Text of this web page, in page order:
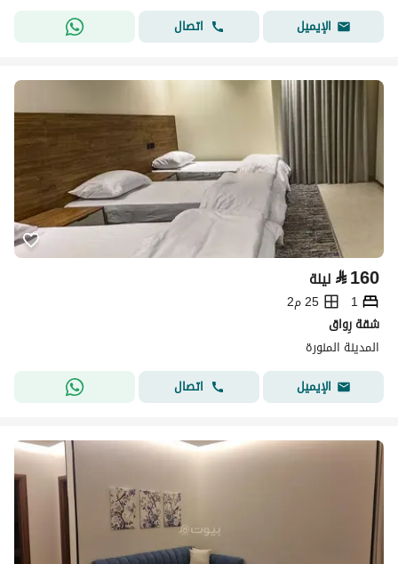
الإيميل
اتصال
⃁160 ليلة
1
25 م2
شقة رِواق
المدينة المنورة
الإيميل
اتصال